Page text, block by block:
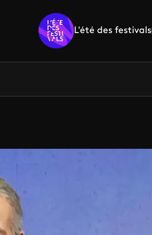
L'été des festivals